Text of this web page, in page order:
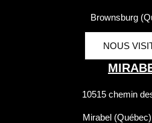
Brownsburg
NOUS
10515 chemin
Mirabel